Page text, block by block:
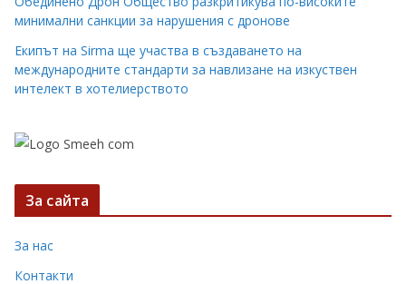
минимални санкции за нарушения с дронове
Екипът на Sirma ще участва в създаването на
международните стандарти за навлизане на изкуствен
интелект в хотелиерството
За сайта
За нас
Контакти